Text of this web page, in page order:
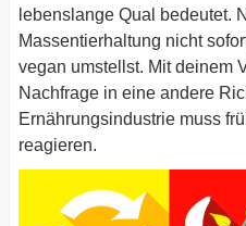
lebenslange Qual bedeutet.
Massentierhaltung nicht
vegan umstellst. Mit deinem
Nachfrage in eine andere
Ernährungsindustrie muss
reagieren.